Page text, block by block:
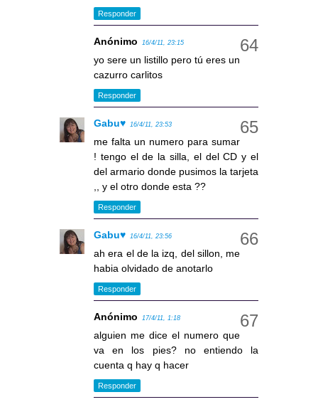
Responder
Anónimo 16/4/11, 23:15
yo sere un listillo pero tú eres un
cazurro carlitos
Responder
Gabu♥ 16/4/11, 23:53
me falta un numero para sumar
! tengo el de la silla, el del CD y el
del armario donde pusimos la tarjeta
,, y el otro donde esta ??
Responder
Gabu♥ 16/4/11, 23:56
ah era el de la izq, del sillon, me
habia olvidado de anotarlo
Responder
Anónimo 17/4/11, 1:18
alguien me dice el numero que
va en los pies? no entiendo la
cuenta q hay q hacer
Responder